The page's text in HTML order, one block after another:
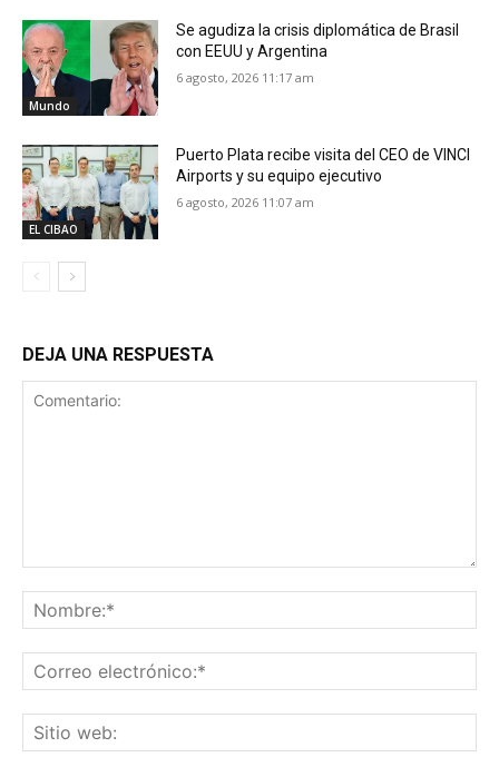
Mundo
Se agudiza la crisis diplomática de Brasil
con EEUU y Argentina
6 agosto, 2026 11:17 am
EL CIBAO
Puerto Plata recibe visita del CEO de VINCI
Airports y su equipo ejecutivo
6 agosto, 2026 11:07 am
DEJA UNA RESPUESTA